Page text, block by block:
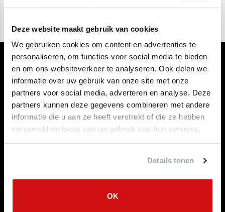
Deze website maakt gebruik van cookies
We gebruiken cookies om content en advertenties te
personaliseren, om functies voor social media te bieden
en om ons websiteverkeer te analyseren. Ook delen we
informatie over uw gebruik van onze site met onze
partners voor social media, adverteren en analyse. Deze
partners kunnen deze gegevens combineren met andere
informatie die u aan ze heeft verstrekt of die ze hebben
verzameld op basis van uw gebruik van hun services.
Details tonen
OK
Klantenservice
Contact opnemen
Over ons
Herroepingsrecht